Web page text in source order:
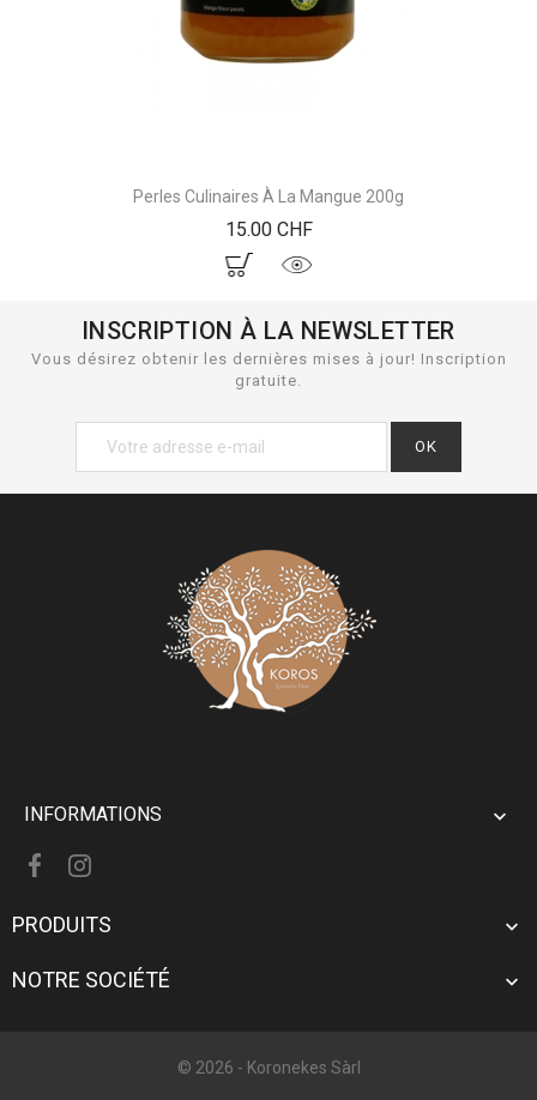
Perles Culinaires À La Mangue 200g
15.00 CHFPrix
INSCRIPTION À LA NEWSLETTER
Vous désirez obtenir les dernières mises à jour! Inscription
gratuite.
INFORMATIONS 
PRODUITS 
NOTRE SOCIÉTÉ 
© 2026 - Koronekes Sàrl